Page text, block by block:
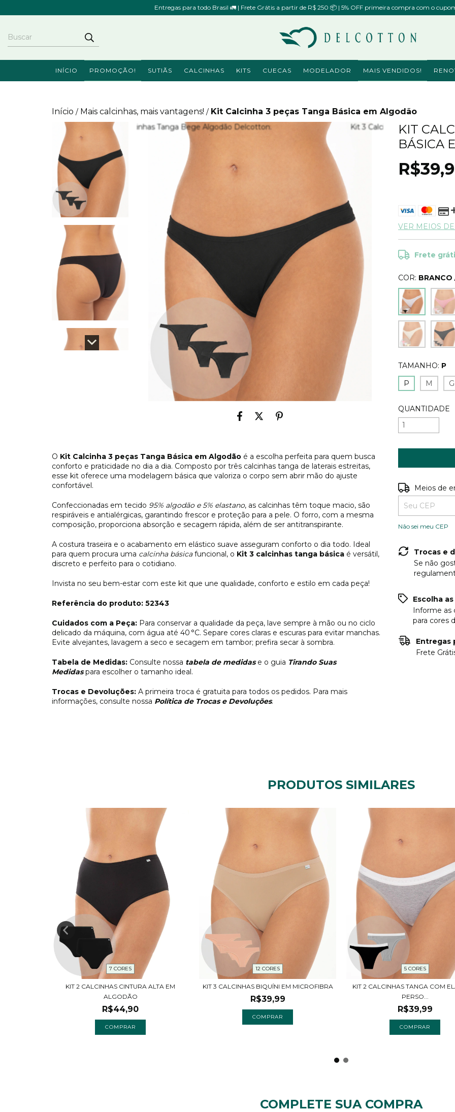
Entregas para todo Brasil 🚛 | Frete Grátis a partir de R$ 250 📦 | 5% OFF primeira compra com o
INÍCIO PROMOÇÃO! SUTIÃS CALCINHAS KITS CUECAS MODELADOR MAIS VENDIDOS!
Início / Mais calcinhas, mais vantagens! / Kit Calcinha 3 peças Tanga Básica em Algodão
O Kit Calcinha 3 peças Tanga Básica em Algodão é a escolha perfeita para quem busca
conforto e praticidade no dia a dia. Composto por três calcinhas tanga de laterais estreitas,
esse kit oferece uma modelagem básica que valoriza o corpo sem abrir mão do ajuste
confortável.
Confeccionadas em tecido 95% algodão e 5% elastano, as calcinhas têm toque macio, são
respiráveis e antialérgicas, garantindo frescor e proteção para a pele. O forro, com a mesma
composição, proporciona absorção e secagem rápida, além de ser antitranspirante.
A costura traseira e o acabamento em elástico suave asseguram conforto o dia todo. Ideal
para quem procura uma calcinha básicafuncional, o Kit 3 calcinhas tanga básica é versátil,
discreto e perfeito para o cotidiano.
Invista no seu bem-estar com este kit que une qualidade, conforto e estilo em cada peça!
Referência do produto: 52343
Cuidados com a Peça: Para conservar a qualidade da peça, lave sempre à mão ou no ciclo
delicado da máquina, com água até 40 °C. Separe cores claras e escuras para evitar manchas.
Evite alvejantes, lavagem a seco e secagem em tambor; prefira secar à sombra.
Tabela de Medidas: Consulte nossa tabela de medidase o guia Tirando Suas
Medidaspara escolher o tamanho ideal.
Trocas e Devoluções: A primeira troca é gratuita para todos os pedidos. Para mais
informações, consulte nossa Política de Trocas e Devoluções.
KIT
BÁSICA
VER MEIOS
Frete
COR: BRANCO
TAMANHO: P
P
M G
QUANTIDADE
Entregas para o
Meios de
Não sei meu CEP
Trocas e
Se não
Escolha
Informe as
para cores
Entregas
Frete
PRODUTOS SIMILARES
7 CORES
KIT 2 CALCINHAS CINTURA ALTA EM
ALGODÃO
R$44,90
COMPRAR
12 CORES
KIT 3 CALCINHAS BIQUÍNI EM MICROFIBRA
R$39,99
COMPRAR
5 CORES
KIT 2 CALCINHAS TANGA COM
PERSO...
R$39,99
COMPRAR
COMPLETE SUA COMPRA